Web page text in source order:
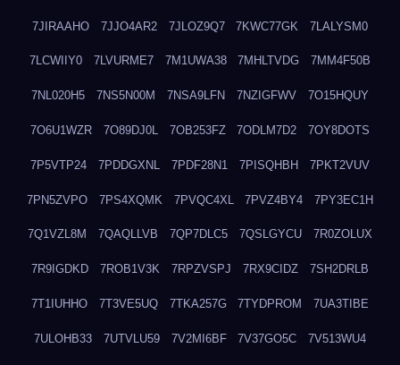
7JIRAAHO 7JJO4AR2 7JLOZ9Q7 7KWC77GK 7LALYSM0
7LCWIIY0 7LVURME7 7M1UWA38 7MHLTVDG 7MM4F50B
7NL020H5 7NS5N00M 7NSA9LFN 7NZIGFWV 7O15HQUY
7O6U1WZR 7O89DJ0L 7OB253FZ 7ODLM7D2 7OY8DOTS
7P5VTP24 7PDDGXNL 7PDF28N1 7PISQHBH 7PKT2VUV
7PN5ZVPO 7PS4XQMK 7PVQC4XL 7PVZ4BY4 7PY3EC1H
7Q1VZL8M 7QAQLLVB 7QP7DLC5 7QSLGYCU 7R0ZOLUX
7R9IGDKD 7ROB1V3K 7RPZVSPJ 7RX9CIDZ 7SH2DRLB
7T1IUHHO 7T3VE5UQ 7TKA257G 7TYDPROM 7UA3TIBE
7ULOHB33 7UTVLU59 7V2MI6BF 7V37GO5C 7V513WU4